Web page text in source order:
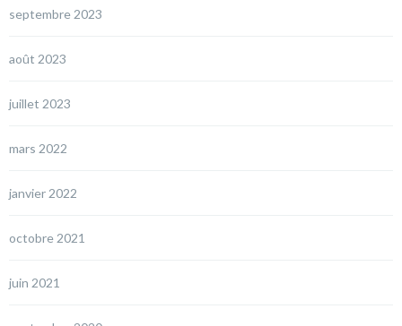
septembre 2023
août 2023
juillet 2023
mars 2022
janvier 2022
octobre 2021
juin 2021